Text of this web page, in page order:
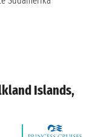
Islands,